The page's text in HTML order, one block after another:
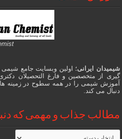
شیمیدان ایرانی؛ اولین وبسایت جامع
گیری از متخصصین و فارغ التحصیلان
آموزش شیمی را در همه سطوح در زمینه
دنبال می کند.
مطالب جذاب و مهمی که
مطالب